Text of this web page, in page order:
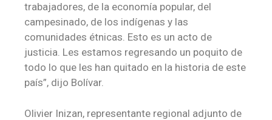
trabajadores, de la economía popular, del
campesinado, de los indígenas y las
comunidades étnicas. Esto es un acto de
justicia. Les estamos regresando un poquito de
todo lo que les han quitado en la historia de este
país”, dijo Bolívar.
Olivier Inizan, representante regional adjunto de